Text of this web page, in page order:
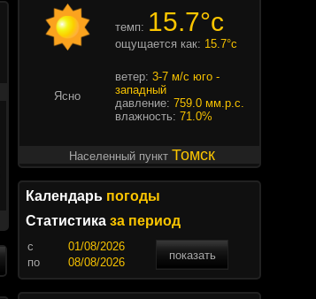
темп: 15.7°c
ощущается как: 15.7°c
Ясно
ветер: 3-7 м/с юго -
западный
давление: 759.0 мм.р.с.
влажность: 71.0%
Населенный пункт Томск
Календарь погоды
Статистика за период
c
показать
по